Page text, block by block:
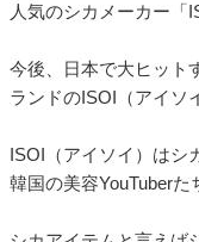
人気のシカメーカー「
今後、日本で大ヒット
ランドのISOI（アイソ
ISOI（アイソイ）はシ
韓国の美容YouTuberた